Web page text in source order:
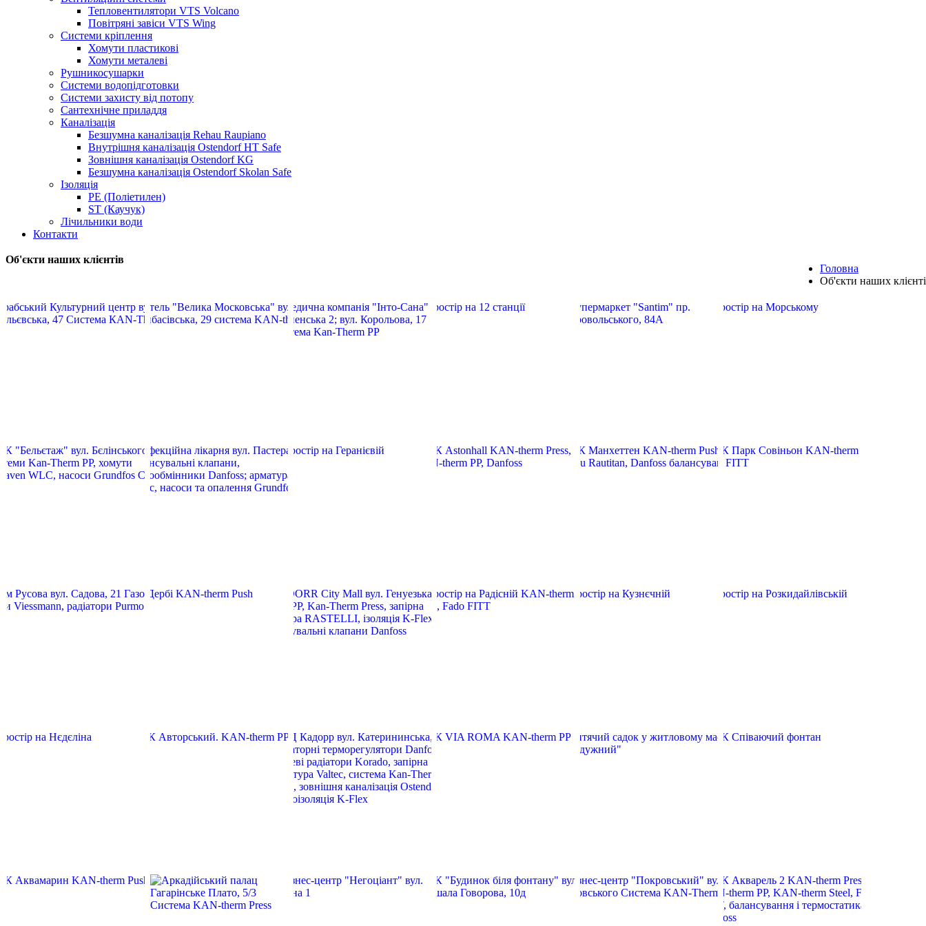
Тепловентилятори VTS Volcano
Повітряні завіси VTS Wing
Системи кріплення
Хомути пластикові
Хомути металеві
Рушникосушарки
Системи водопідготовки
Системи захисту від потопу
Сантехнічне приладдя
Каналізація
Безшумна каналізація Rehau Raupiano
Внутрішня каналізація Ostendorf HT Safe
Зовнішня каналізація Ostendorf KG
Безшумна каналізація Ostendorf Skolan Safe
Ізоляція
PE (Поліетилен)
ST (Каучук)
Лічильники води
Контакти
Головна
Об'єкти наших
Об'єкти наших клієнтів